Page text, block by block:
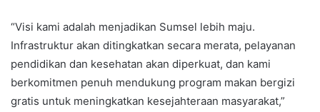
“Visi kami adalah menjadikan Sumsel lebih maju.
Infrastruktur akan ditingkatkan secara merata, pelayanan
pendidikan dan kesehatan akan diperkuat, dan kami
berkomitmen penuh mendukung program makan bergizi
gratis untuk meningkatkan kesejahteraan masyarakat,”